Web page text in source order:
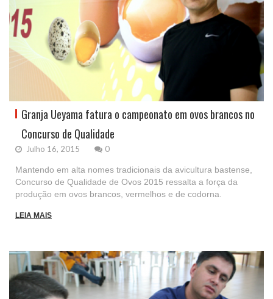
Granja Ueyama fatura o campeonato em ovos brancos no
Concurso de Qualidade
Julho 16, 2015 0
Mantendo em alta nomes tradicionais da avicultura bastense,
Concurso de Qualidade de Ovos 2015 ressalta a força da
produção em ovos brancos, vermelhos e de codorna.
LEIA MAIS